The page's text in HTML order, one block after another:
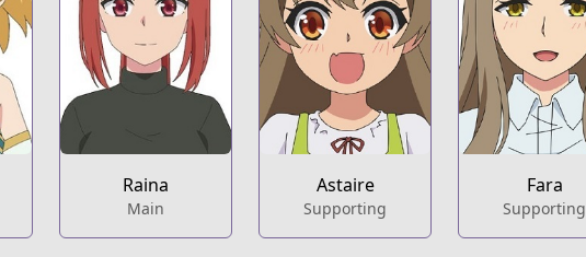
without-a-class-manga-volume-1-9781642733822.html
Raina
Main
Astaire
Supporting
Fara
Supporting